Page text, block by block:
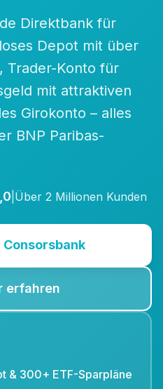
Direktbank für
Depot mit über
Trader-Konto für
mit attraktiven
Girokonto – alles
BNP Paribas-
Über 2 Millionen Kunden
erfahren
& 300+ ETF-Sparpläne